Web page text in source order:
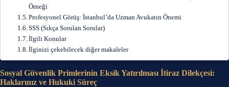
Örneği
Profesyonel Görüş: İstanbul’da Uzman Avukatın Önemi
SSS (Sıkça Sorulan Sorular)
İlgili Konular
İlginizi çekebilecek diğer makaleler
Sosyal Güvenlik Primlerinin Eksik Yatırılması İtiraz Dilekçesi:
Haklarınız ve Hukuki Süreç